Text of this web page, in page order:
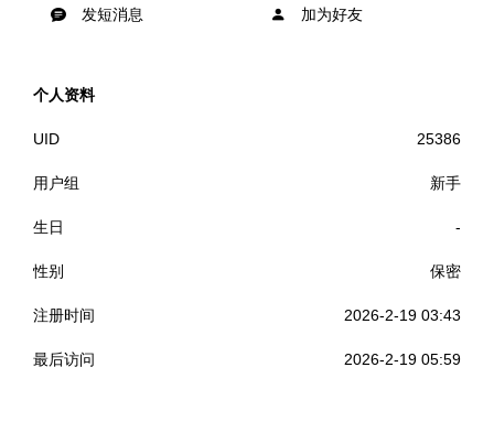
发短消息 加为好友
个人资料
UID 25386
用户组 新手
生日 -
性别 保密
注册时间 2026-2-19 03:43
最后访问 2026-2-19 05:59